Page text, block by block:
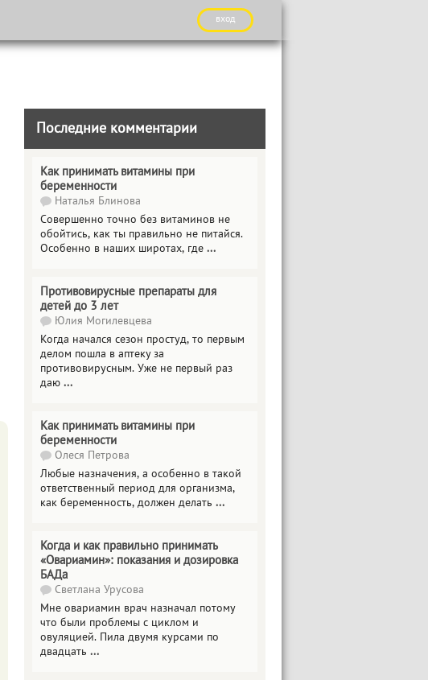
вход
Последние комментарии
Как принимать витамины при
беременности
Наталья Блинова
Совершенно точно без витаминов не
обойтись, как ты правильно не питайся.
Особенно в наших широтах, где ...
Противовирусные препараты для
детей до 3 лет
Юлия Могилевцева
Когда начался сезон простуд, то первым
делом пошла в аптеку за
противовирусным. Уже не первый раз
даю ...
Как принимать витамины при
беременности
Олеся Петрова
Любые назначения, а особенно в такой
ответственный период для организма,
как беременность, должен делать ...
Когда и как правильно принимать
«Овариамин»: показания и дозировка
БАДа
Светлана Урусова
Мне овариамин врач назначал потому
что были проблемы с циклом и
овуляцией. Пила двумя курсами по
двадцать ...